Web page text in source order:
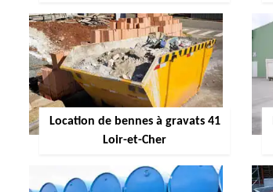
Location de bennes à gravats 41
Loir-et-Cher